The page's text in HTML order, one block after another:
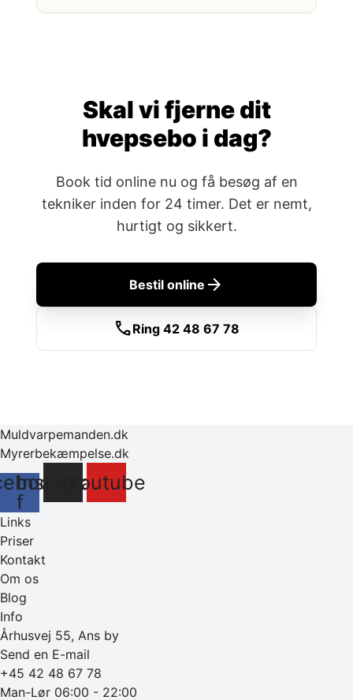
Skal vi fjerne dit
hvepsebo i dag?
Book tid online nu og få besøg af en
tekniker inden for 24 timer. Det er nemt,
hurtigt og sikkert.
Bestil online arrow_forward
callRing 42 48 67 78
Muldvarpemanden.dk
Myrerbekæmpelse.dk
f
InstagramYoutube
Links
Priser
Kontakt
Om os
Blog
Info
Århusvej 55, Ans by
Send en E-mail
+45 42 48 67 78
Man-Lør 06:00 - 22:00